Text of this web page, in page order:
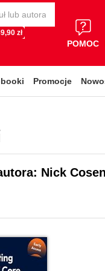
zł
POMOC
Promocje
Nick